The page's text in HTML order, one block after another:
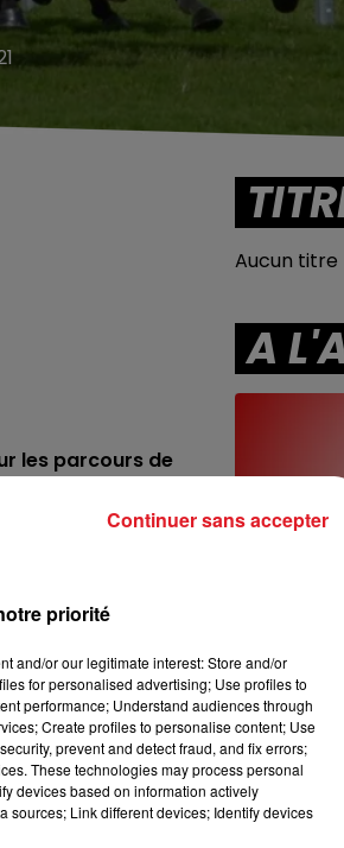
LES
les parcours de
tracés en ligne
du 14/04 à
avec un
hausse et portera
assouplie serait
Aucun titre
A
chantent
16h00 -
Le
priorité
and/or our legitimate interest: Store and/or
for personalised advertising; Use profiles to
performance; Understand audiences through
Create profiles to personalise content; Use
prevent and detect fraud, and fix errors;
These technologies may process personal
devices based on information actively
sources; Link different devices; Identify devices
Continuer sans accepter